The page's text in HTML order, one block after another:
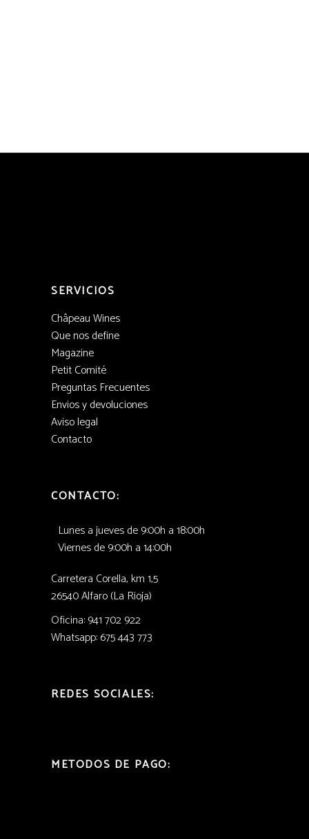
SERVICIOS
Châpeau Wines
Que nos define
Magazine
Petit Comité
Preguntas Frecuentes
Envios y devoluciones
Aviso legal
Contacto
CONTACTO:
Lunes a jueves de 9:00h a 18:00h
Viernes de 9:00h a 14:00h
Carretera Corella, km 1,5
26540 Alfaro (La Rioja)
Oficina: 941 702 922
Whatsapp: 675 443 773
REDES SOCIALES:
METODOS DE PAGO: